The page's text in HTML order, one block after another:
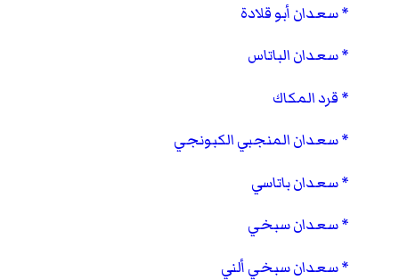
سعدان أبو قلادة
سعدان الباتاس
قرد المكاك
سعدان المنجبي الكبونجي
سعدان باتاسي
سعدان سبخي
سعدان سبخي ألني